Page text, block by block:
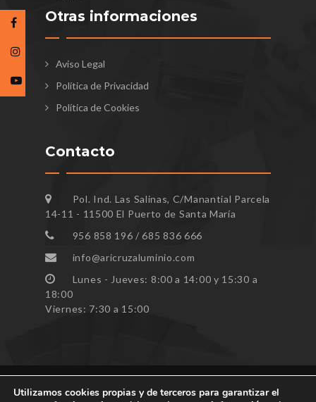
Otras informaciones
Aviso Legal
Política de Privacidad
Política de Cookies
Contacto
Pol. Ind. Las Salinas, C/Manantial Parcela
14-11 - 11500 El Puerto de Santa María
956 858 196 / 685 836 666
info@aricruzaluminio.com
Lunes - Jueves: 8:00 a 14:00 y 15:30 a
18:00
Viernes: 7:30 a 15:00
Utilizamos cookies propias y de terceros para garantizar el